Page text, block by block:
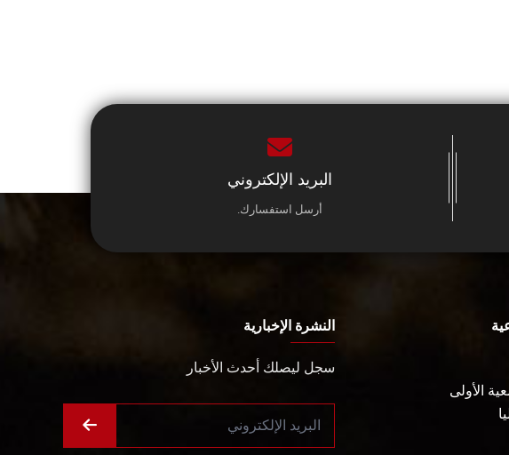
البريد الإلكتروني
أرسل استفسارك.
الأولى
النشرة الإخبارية
سجل ليصلك أحدث الأخبار